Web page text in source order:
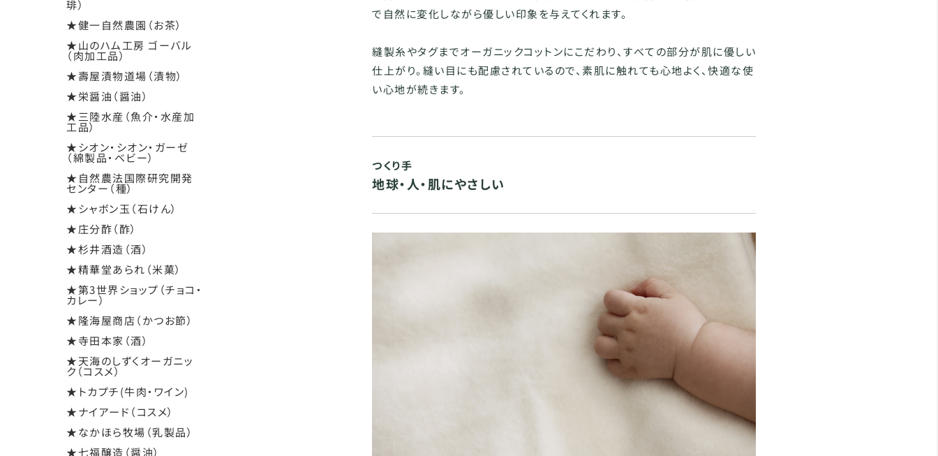
琲）
★健一自然農園（お茶）
★山のハム工房 ゴーバル
（肉加工品）
★壽屋漬物道場（漬物）
★栄醤油（醤油）
★三陸水産（魚介・水産加
工品）
★シオン・シオン・ガーゼ
（綿製品・ベビー）
★自然農法国際研究開発
センター（種）
★シャボン玉（石けん）
★庄分酢（酢）
★杉井酒造（酒）
★精華堂あられ（米菓）
★第3世界ショップ（チョコ・
カレー）
★隆海屋商店（かつお節）
★寺田本家（酒）
★天海のしずくオーガニッ
ク（コスメ）
★トカプチ(牛肉・ワイン)
★ナイアード（コスメ）
★なかほら牧場（乳製品）
★七福醸造（醤油）
で自然に変化しながら優しい印象を与えてくれます。
縫製糸やタグまでオーガニックコットンにこだわり、すべての部分が肌に優しい
仕上がり。縫い目にも配慮されているので、素肌に触れても心地よく、快適な使
い心地が続きます。
つくり手
地球・人・肌にやさしい